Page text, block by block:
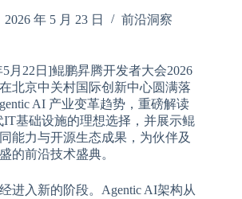
2026 年 5 月 23 日 前沿洞察
月22日]鲲鹏昇腾开发者大会2026
京中关村国际创新中心圆满落
AI 产业变革趋势，重磅解读
IT基础设施的理想选择，并展示鲲
能力与开源生态成果，为伙伴及
的前沿技术盛典。
进入新的阶段。Agentic AI架构从